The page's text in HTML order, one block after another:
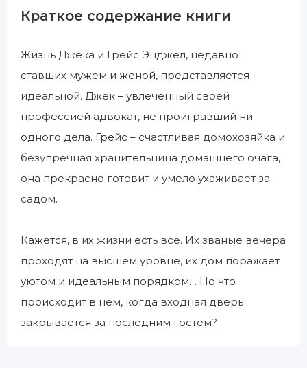
Краткое содержание книги
Жизнь Джека и Грейс Энджел, недавно
ставших мужем и женой, представляется
идеальной. Джек – увлеченный своей
профессией адвокат, не проигравший ни
одного дела. Грейс – счастливая домохозяйка и
безупречная хранительница домашнего очага,
она прекрасно готовит и умело ухаживает за
садом.
Кажется, в их жизни есть все. Их званые вечера
проходят на высшем уровне, их дом поражает
уютом и идеальным порядком… Но что
происходит в нем, когда входная дверь
закрывается за последним гостем?